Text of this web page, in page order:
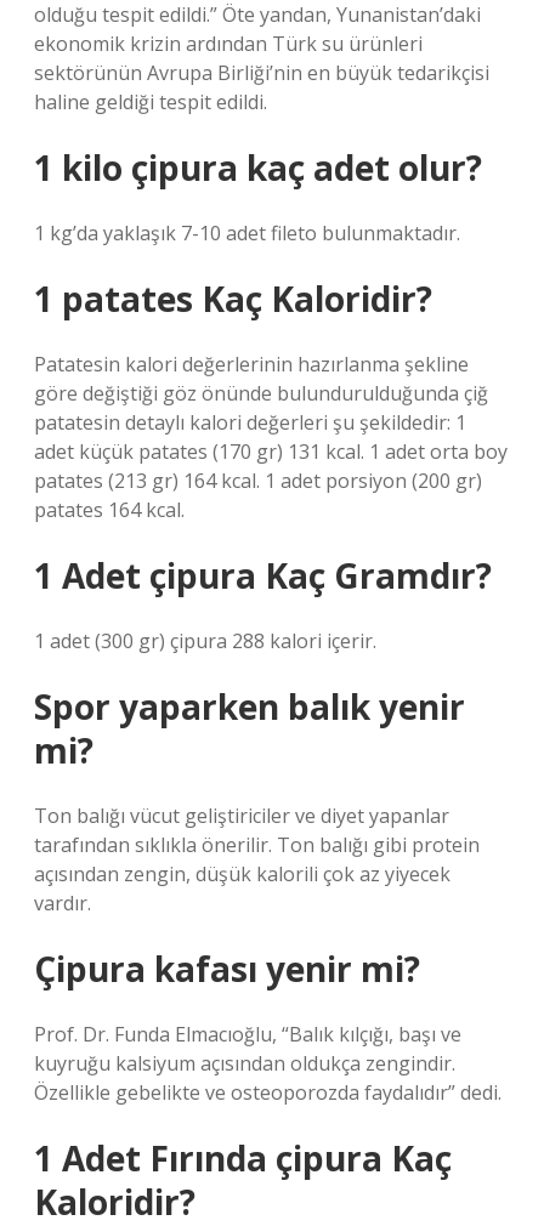
olduğu tespit edildi.” Öte yandan, Yunanistan’daki
ekonomik krizin ardından Türk su ürünleri
sektörünün Avrupa Birliği’nin en büyük tedarikçisi
haline geldiği tespit edildi.
1 kilo çipura kaç adet olur?
1 kg’da yaklaşık 7-10 adet fileto bulunmaktadır.
1 patates Kaç Kaloridir?
Patatesin kalori değerlerinin hazırlanma şekline
göre değiştiği göz önünde bulundurulduğunda çiğ
patatesin detaylı kalori değerleri şu şekildedir: 1
adet küçük patates (170 gr) 131 kcal. 1 adet orta boy
patates (213 gr) 164 kcal. 1 adet porsiyon (200 gr)
patates 164 kcal.
1 Adet çipura Kaç Gramdır?
1 adet (300 gr) çipura 288 kalori içerir.
Spor yaparken balık yenir
mi?
Ton balığı vücut geliştiriciler ve diyet yapanlar
tarafından sıklıkla önerilir. Ton balığı gibi protein
açısından zengin, düşük kalorili çok az yiyecek
vardır.
Çipura kafası yenir mi?
Prof. Dr. Funda Elmacıoğlu, “Balık kılçığı, başı ve
kuyruğu kalsiyum açısından oldukça zengindir.
Özellikle gebelikte ve osteoporozda faydalıdır” dedi.
1 Adet Fırında çipura Kaç
Kaloridir?